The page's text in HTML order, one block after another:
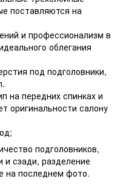
поставляются на
и профессионализм в
облегания
под подголовники,
на передних спинках и
оригинальности салону
подголовников,
и сзади, разделение
на последнем фото.